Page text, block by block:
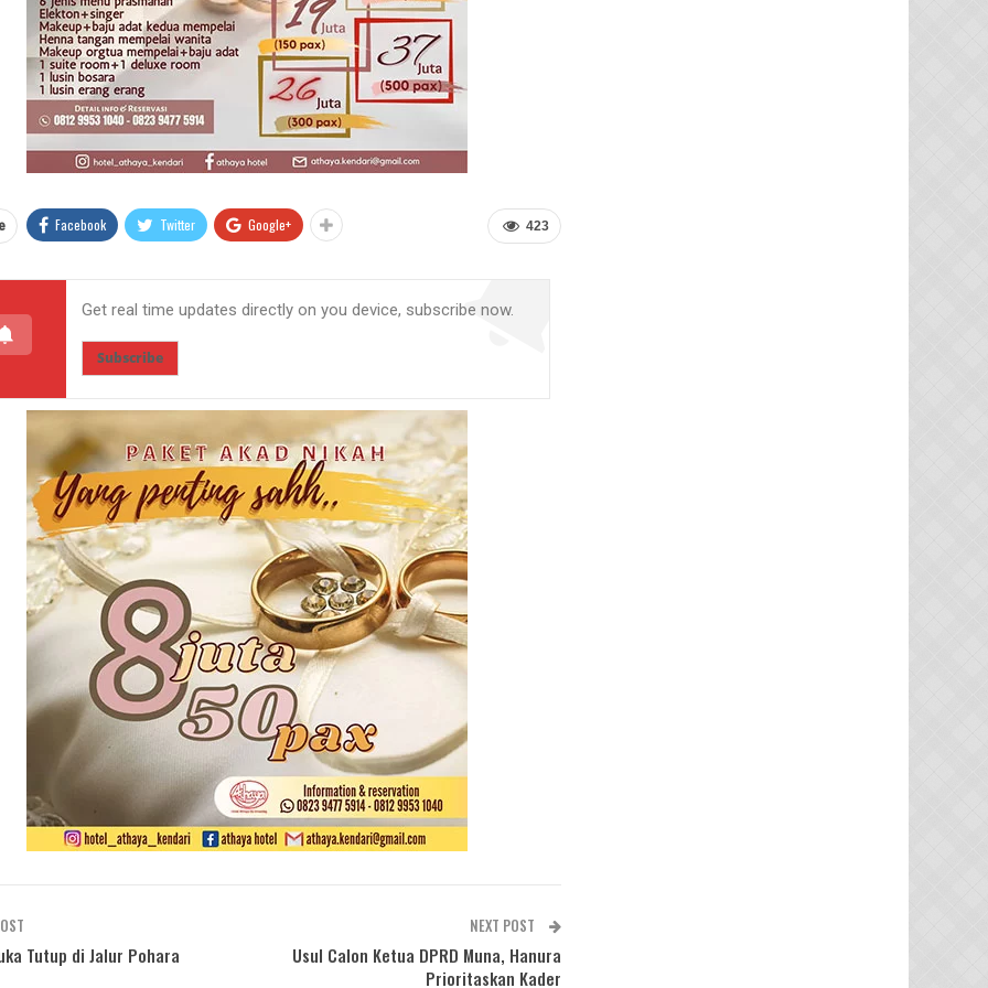
423
Facebook Twitter Google+
Get real time updates directly on you device, subscribe now.
Subscribe
Tutup di Jalur Pohara
NEXT POST
Usul Calon Ketua DPRD Muna, Hanura
Prioritaskan Kader